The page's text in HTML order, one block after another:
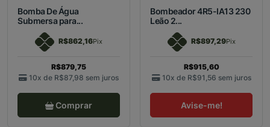
Bomba De Água
Submersa para...
R$862,16Pix
R$879,75
10x de R$87,98 sem juros
Comprar
Bombeador 4R5-IA13 230
Leão 2...
R$897,29Pix
R$915,60
10x de R$91,56 sem juros
Avise-me!